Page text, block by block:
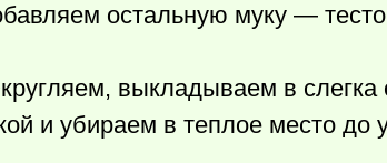
остальную муку —
выкладываем в
и убираем в теплое место до